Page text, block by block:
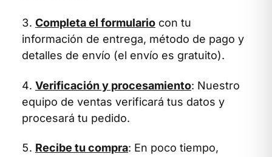
Completa el formulario con tu
información de entrega, método de pago y
detalles de envío (el envío es gratuito).
Verificación y procesamiento: Nuestro
equipo de ventas verificará tus datos y
procesará tu pedido.
Recibe tu compra: En poco tiempo,